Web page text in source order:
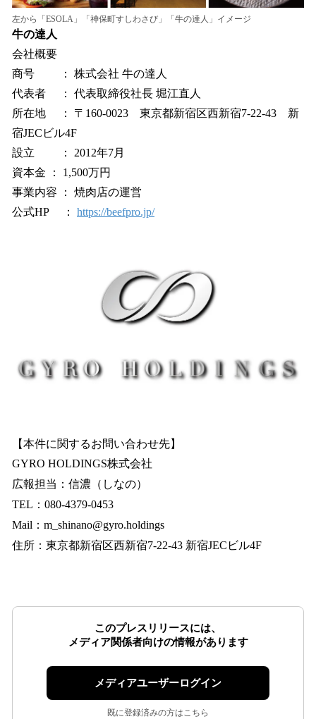
左から「ESOLA」「神保町すしわさび」「牛の達人」イメージ
牛の達人
会社概要
商号 ： 株式会社 牛の達人
代表者 ： 代表取締役社長 堀江直人
所在地 ： 〒160-0023 東京都新宿区西新宿7-22-43 新
宿JECビル4F
設立 ： 2012年7月
資本金 ： 1,500万円
事業内容 ： 焼肉店の運営
公式HP ： https://beefpro.jp/
【本件に関するお問い合わせ先】
GYRO HOLDINGS株式会社
広報担当：信濃（しなの）
TEL：080-4379-0453
Mail：m_shinano@gyro.holdings
住所：東京都新宿区西新宿7-22-43 新宿JECビル4F
このプレスリリースには、
メディア関係者向けの情報があります
メディアユーザーログイン
既に登録済みの方はこちら